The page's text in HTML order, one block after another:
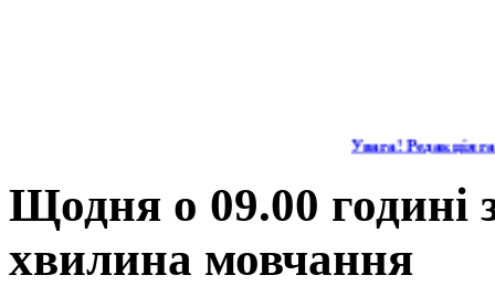
Увага! Редакція
Щодня о 09.00 годині
хвилина мовчання